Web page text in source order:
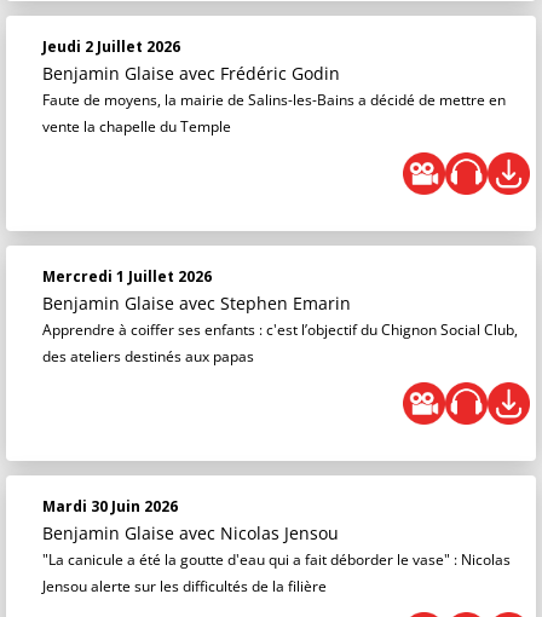
Jeudi 2 Juillet 2026
Benjamin Glaise avec Frédéric Godin
Faute de moyens, la mairie de Salins-les-Bains a décidé de mettre en
vente la chapelle du Temple
Mercredi 1 Juillet 2026
Benjamin Glaise avec Stephen Emarin
Apprendre à coiffer ses enfants : c'est l’objectif du Chignon Social Club,
des ateliers destinés aux papas
Mardi 30 Juin 2026
Benjamin Glaise avec Nicolas Jensou
"La canicule a été la goutte d'eau qui a fait déborder le vase" : Nicolas
Jensou alerte sur les difficultés de la filière